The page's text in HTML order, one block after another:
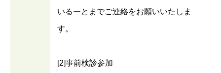
いるーとまでご連絡をお願いいたしま
す。
[2]事前検診参加